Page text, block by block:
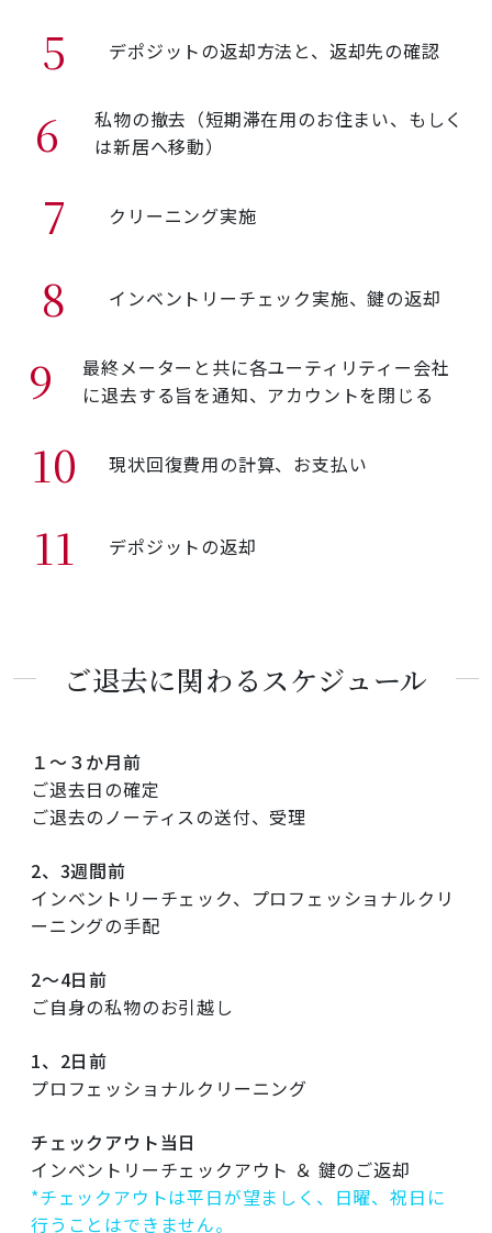
5 デポジットの返却方法と、返却先の確認
6
私物の撤去（短期滞在用のお住まい、もしく
は新居へ移動）
7 クリーニング実施
8 インベントリーチェック実施、鍵の返却
9
最終メーターと共に各ユーティリティー会社
に退去する旨を通知、アカウントを閉じる
10 現状回復費用の計算、お支払い
11 デポジットの返却
ご退去に関わるスケジュール
１～３か月前
ご退去日の確定
ご退去のノーティスの送付、受理
2、3週間前
インベントリーチェック、プロフェッショナルクリ
ーニングの手配
2～4日前
ご自身の私物のお引越し
1、2日前
プロフェッショナルクリーニング
チェックアウト当日
インベントリーチェックアウト ＆ 鍵のご返却
*チェックアウトは平日が望ましく、日曜、祝日に
行うことはできません。